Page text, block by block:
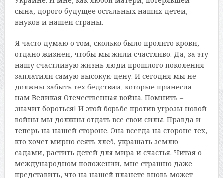
сына, дорого будущее остальных наших детей,
внуков и нашей страны.
Я часто думаю о том, сколько было пролито крови,
отдано жизней, чтобы мы жили счастливо. Да, за эту
нашу счастливую жизнь люди прошлого поколения
заплатили самую высокую цену. И сегодня мы не
должны забыть тех бедствий, которые принесла
нам Великая Отечественная война. Помнить –
значит бороться! И этой борьбе против угрозы новой
войны мы должны отдать все свои силы. Правда и
теперь на нашей стороне. Она всегда на стороне тех,
кто хочет мирно сеять хлеб, украшать землю
садами, растить детей для мира и счастья. Читая о
международном положении, мне страшно даже
представить, что на нашей планете вновь может